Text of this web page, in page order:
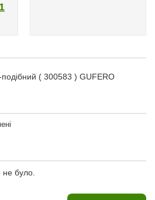
( 300583 ) GUFERO
не було.